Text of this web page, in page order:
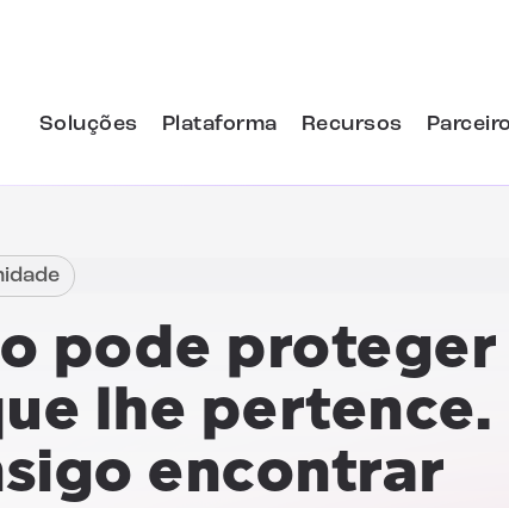
Soluções Plataforma Recursos
pode proteger
lhe pertence.
encontrar